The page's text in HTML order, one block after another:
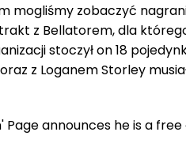
mogliśmy zobaczyć
z Bellatorem, dla
stoczył on 18
z Loganem Storley
Page announces he is a free